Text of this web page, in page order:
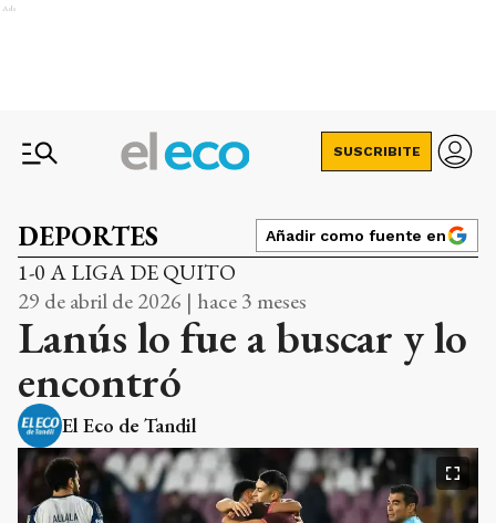
Ads
SUSCRIBITE
DEPORTES Añadir como fuente en
1-0 A LIGA DE QUITO
29 de abril de 2026 | hace 3 meses
Lanús lo fue a buscar y lo
encontró
El Eco de Tandil